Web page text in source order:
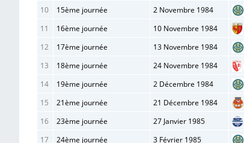
10
15ème journée 2 Novembre 1984
11
16ème journée 10 Novembre 1984
12
17ème journée 13 Novembre 1984
13
18ème journée 24 Novembre 1984
14
19ème journée 2 Décembre 1984
15
21ème journée 21 Décembre 1984
16
23ème journée 27 Janvier 1985
17
24ème journée 3 Février 1985